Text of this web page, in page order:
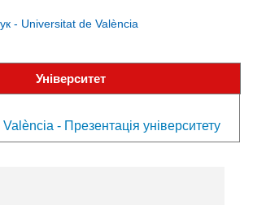
- Universitat de València
Університет
- Презентація університету